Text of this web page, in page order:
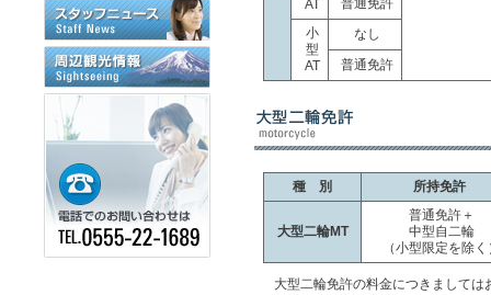
AT
普通免許
小
型
AT
なし
普通免許
種 別 所持免許
大型二輪MT
普通免許＋
中型自二輪
（小型限定を除く
大型二輪免許の料金につきまして